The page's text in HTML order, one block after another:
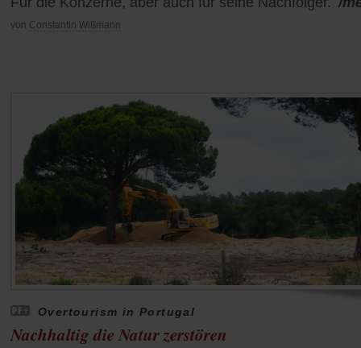
von Constantin Wißmann
Overtourism in Portugal
Nachhaltig die Natur zerstören